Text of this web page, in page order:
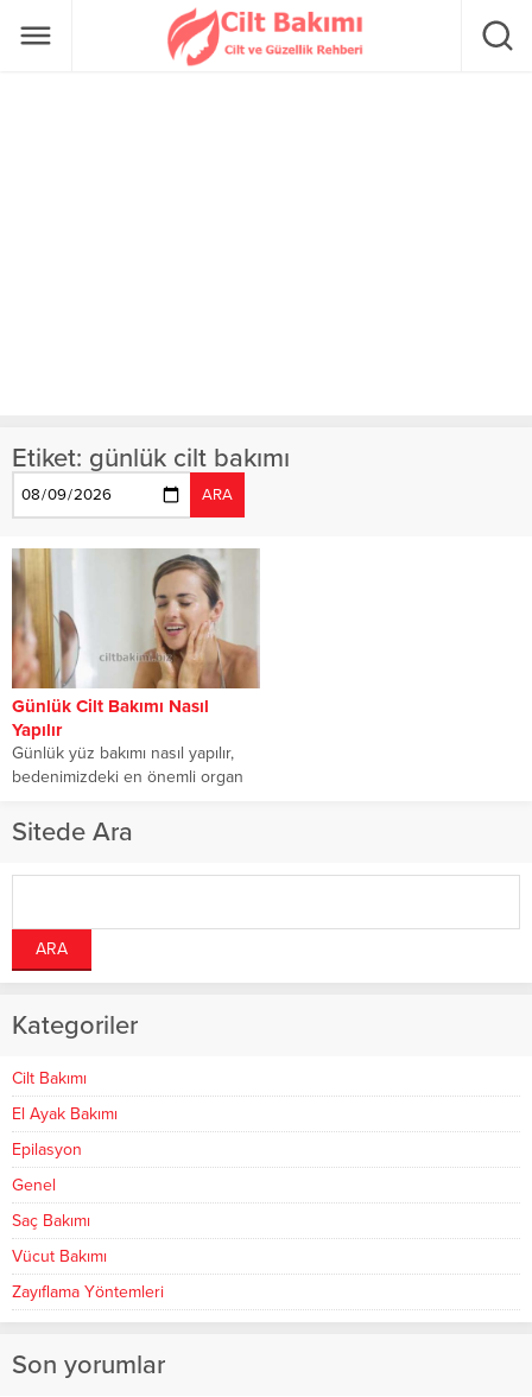
Sitede Ara
Kategoriler
Cilt Bakımı
El Ayak Bakımı
Epilasyon
Genel
Saç Bakımı
Vücut Bakımı
Zayıflama Yöntemleri
Son yorumlar
Etiket: günlük cilt bakımı
ARA
Günlük Cilt Bakımı Nasıl
Yapılır
Günlük yüz bakımı nasıl yapılır,
bedenimizdeki en önemli organ
sahip...